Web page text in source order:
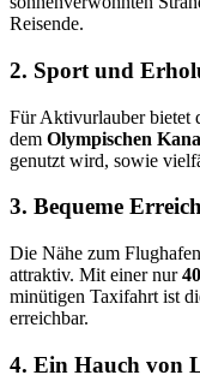
Reisende.
2. Sport und
Für Aktivurlauber bietet
dem Olympischen
genutzt wird, sowie
3. Bequeme
Die Nähe zum
attraktiv. Mit einer nur
minütigen Taxifahrt ist
erreichbar.
4. Ein Hauch von